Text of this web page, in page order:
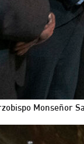
Monseñor